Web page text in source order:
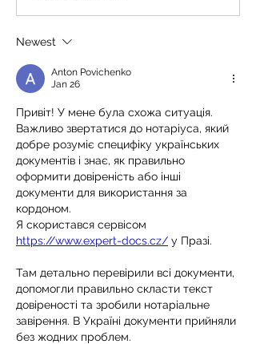
Newest
Anton Povichenko
Jan 26
Привіт! У мене була схожа ситуація.
Важливо звертатися до нотаріуса, який
добре розуміє специфіку українських
документів і знає, як правильно
оформити довіреність або інші
документи для використання за
кордоном.
https://www.expert-docs.cz/ у Празі.
Там детально перевірили всі документи,
допомогли правильно скласти текст
довіреності та зробили нотаріальне
завірення. В Україні документи прийняли
без жодних проблем.